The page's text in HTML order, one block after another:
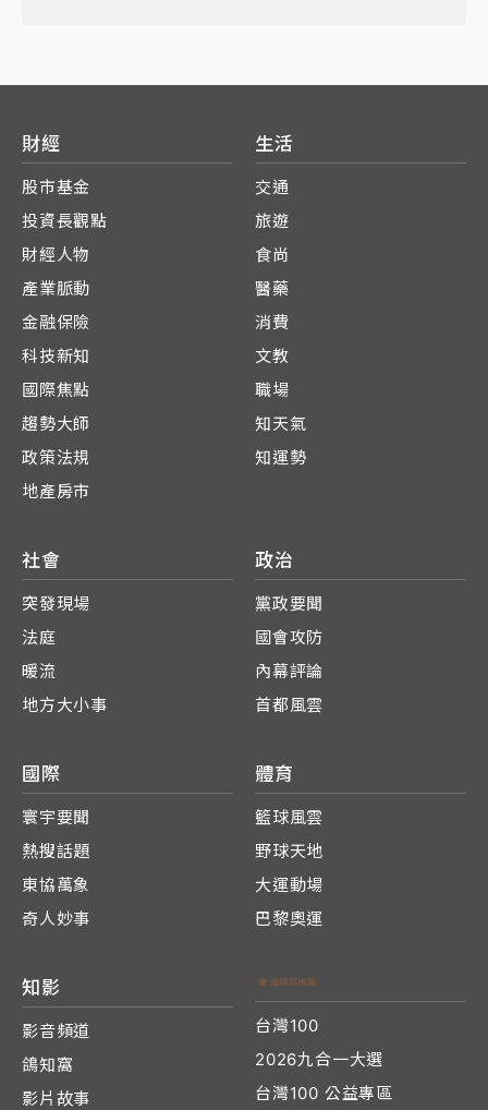
財經
股市基金
投資長觀點
財經人物
產業脈動
金融保險
科技新知
國際焦點
趨勢大師
政策法規
地產房市
生活
交通
旅遊
食尚
醫藥
消費
文教
職場
知天氣
知運勢
社會
突發現場
法庭
暖流
地方大小事
政治
黨政要聞
國會攻防
內幕評論
首都風雲
國際
寰宇要聞
熱搜話題
東協萬象
奇人妙事
體育
籃球風雲
野球天地
大運動場
巴黎奧運
知影
影音頻道
鴿知窩
影片故事
台灣100
2026九合一大選
台灣100 公益專區